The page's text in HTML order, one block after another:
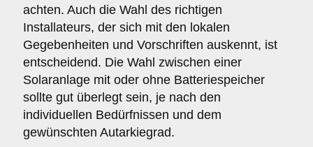
achten. Auch die Wahl des richtigen
Installateurs, der sich mit den lokalen
Gegebenheiten und Vorschriften auskennt, ist
entscheidend. Die Wahl zwischen einer
Solaranlage mit oder ohne Batteriespeicher
sollte gut überlegt sein, je nach den
individuellen Bedürfnissen und dem
gewünschten Autarkiegrad.